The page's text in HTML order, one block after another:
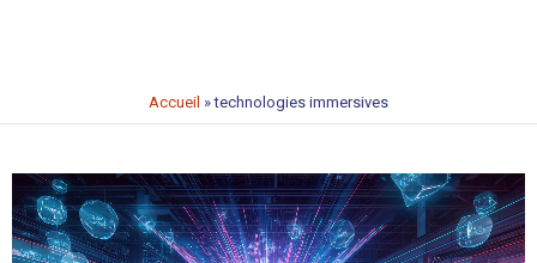
Accueil »technologies immersives